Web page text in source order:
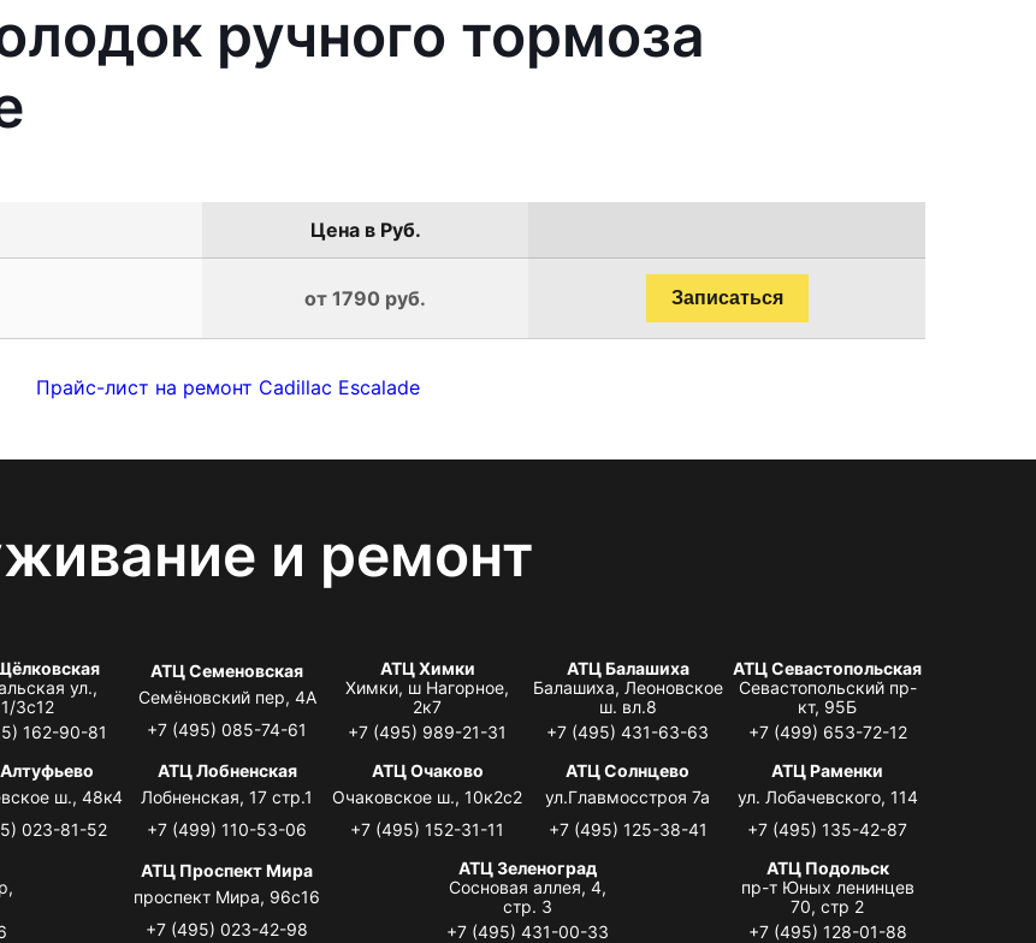
ручного тормоза
Цена в Руб.
от 1790 руб. Записаться
Прайс-лист на ремонт Cadillac Escalade
и ремонт
ул.,
1/3с12
162-90-81
АТЦ Семеновская
Семёновский пер, 4А
+7 (495) 085-74-61
АТЦ Химки
Химки, ш Нагорное,
2к7
+7 (495) 989-21-31
АТЦ Балашиха
Балашиха, Леоновское
ш. вл.8
+7 (495) 431-63-63
АТЦ Севастопольская
Севастопольский пр-
кт, 95Б
+7 (499) 653-72-12
ш., 48к4
023-81-52
АТЦ Лобненская
Лобненская, 17 стр.1
+7 (499) 110-53-06
АТЦ Очаково
Очаковское ш., 10к2с2
+7 (495) 152-31-11
АТЦ Солнцево
ул.Главмосстроя 7а
+7 (495) 125-38-41
АТЦ Раменки
ул. Лобачевского, 114
+7 (495) 135-42-87
АТЦ Проспект Мира
проспект Мира, 96с16
+7 (495) 023-42-98
АТЦ Зеленоград
Сосновая аллея, 4,
стр. 3
+7 (495) 431-00-33
АТЦ Подольск
пр-т Юных ленинцев
70, стр 2
+7 (495) 128-01-88